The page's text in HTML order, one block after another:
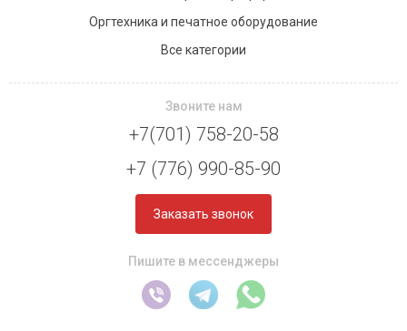
Оргтехника и печатное оборудование
Все категории
Звоните нам
+7(701) 758-20-58
+7 (776) 990-85-90
Заказать звонок
Пишите в мессенджеры